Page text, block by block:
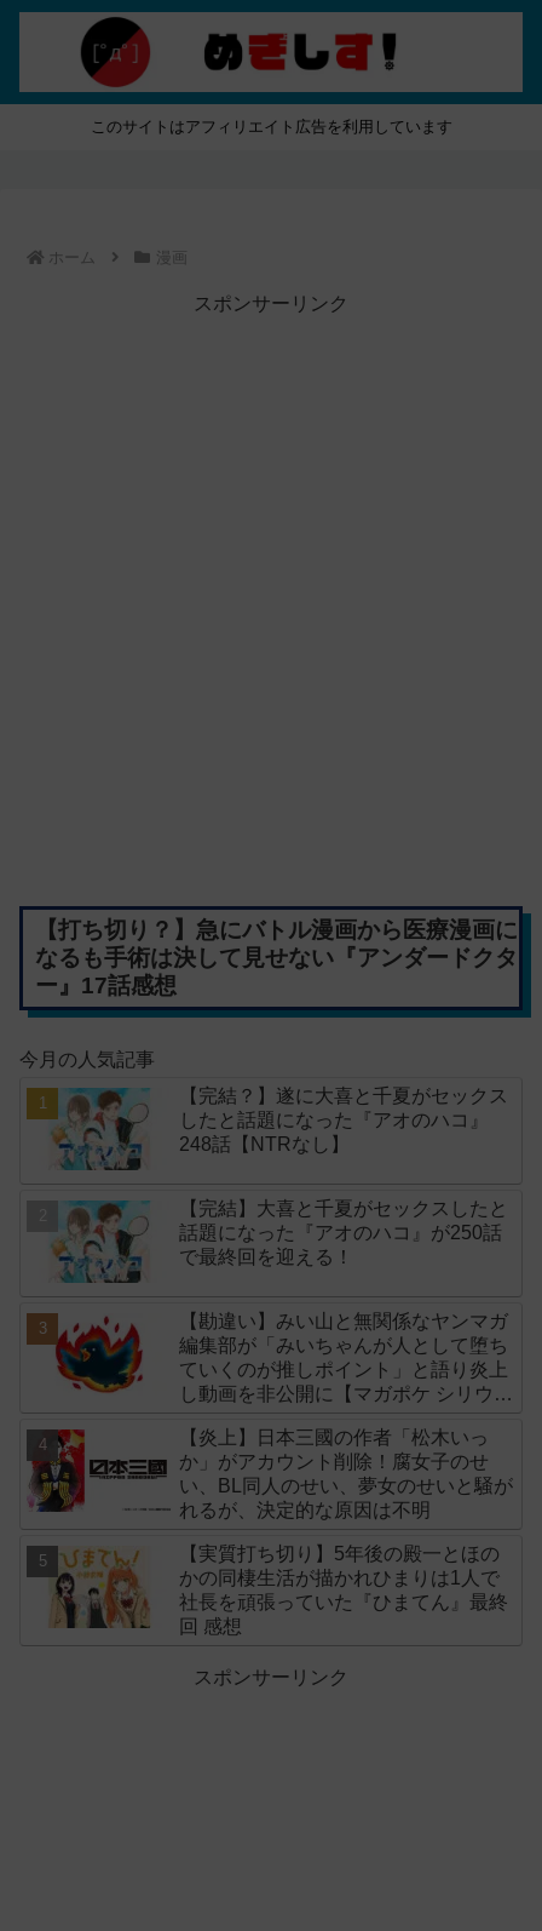
このサイトはアフィリエイト広告を利用しています
ホーム 漫画
スポンサーリンク
【打ち切り？】急にバトル漫画から医療漫画に
なるも手術は決して見せない『アンダードクタ
ー』17話感想
今月の人気記事
【完結？】遂に大喜と千夏がセックス
したと話題になった『アオのハコ』
248話【NTRなし】
【完結】大喜と千夏がセックスしたと
話題になった『アオのハコ』が250話
で最終回を迎える！
【勘違い】みい山と無関係なヤンマガ
編集部が「みいちゃんが人として堕ち
ていくのが推しポイント」と語り炎上
し動画を非公開に【マガポケ シリウ
【炎上】日本三國の作者「松木いっ
か」がアカウント削除！腐女子のせ
い、BL同人のせい、夢女のせいと騒が
れるが、決定的な原因は不明
【実質打ち切り】5年後の殿一とほの
かの同棲生活が描かれひまりは1人で
社長を頑張っていた『ひまてん』最終
回 感想
スポンサーリンク